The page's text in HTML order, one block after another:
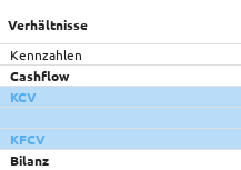
Verhältnisse
Kennzahlen
Cashflow
KCV
KFCV
Bilanz